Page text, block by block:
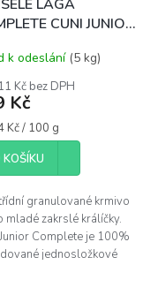
LAGA
CUNI JUNIOR
k odeslání (5 kg)
Kč bez DPH
Kč
Kč / 100 g
granulované krmivo
mladé zakrslé králíčky.
Complete je 100%
jednosložkové